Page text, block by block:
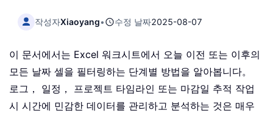
작성자Xiaoyang• 수정 날짜2025-08-07
이 문서에서는 Excel 워크시트에서 오늘 이전 또는 이후의
모든 날짜 셀을 필터링하는 단계별 방법을 알아봅니다。
로그， 일정， 프로젝트 타임라인 또는 마감일 추적 작업
시 시간에 민감한 데이터를 관리하고 분석하는 것은 매우